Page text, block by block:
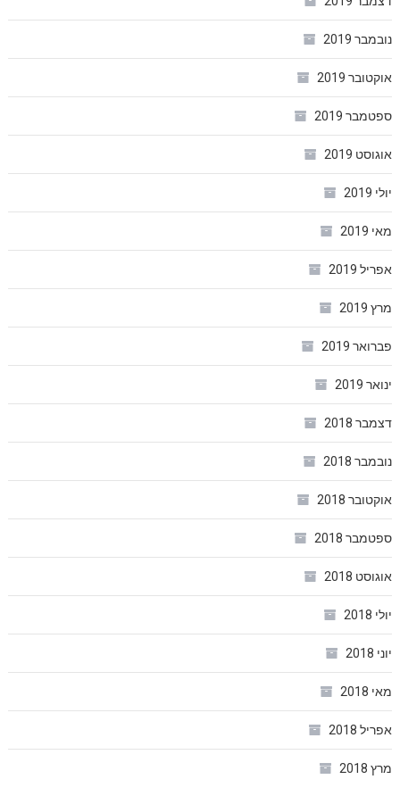
נובמבר 2019
אוקטובר 2019
ספטמבר 2019
אוגוסט 2019
יולי 2019
מאי 2019
אפריל 2019
מרץ 2019
פברואר 2019
ינואר 2019
דצמבר 2018
נובמבר 2018
אוקטובר 2018
ספטמבר 2018
אוגוסט 2018
יולי 2018
יוני 2018
מאי 2018
אפריל 2018
מרץ 2018